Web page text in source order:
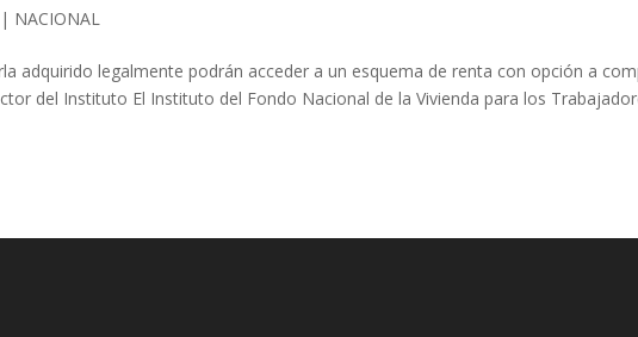
| NACIONAL
adquirido legalmente podrán acceder a un esquema de renta con opción a
del Instituto El Instituto del Fondo Nacional de la Vivienda para los